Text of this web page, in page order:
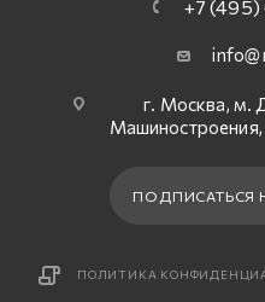
+7
г. Москва, м.
Машиностроения,
ПОДПИСАТЬСЯ
ПОЛИТИКА